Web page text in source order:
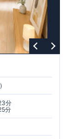
分
分